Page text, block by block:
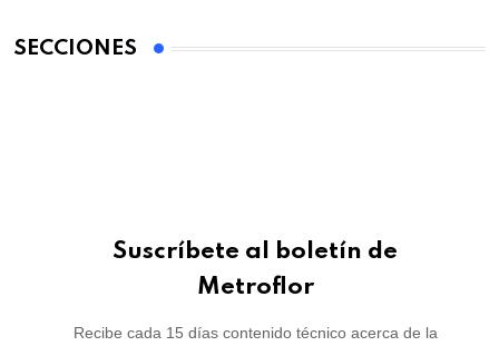
SECCIONES
Suscríbete al boletín de
Metroflor
Recibe cada 15 días contenido técnico acerca de la